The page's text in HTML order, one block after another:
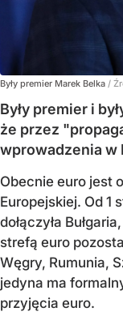
Były premier Marek Belka /
Były premier i
że przez
wprowadzenia w
Obecnie euro jest
Europejskiej. Od 1
dołączyła
strefą euro
Węgry, Rumunia,
jedyna ma
przyjęcia euro.